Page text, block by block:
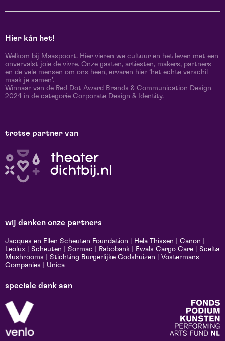
Hier kán het!
Welkom bij Maaspoort. Hier vieren we cultuur en het leven met een
onvervalst joie de vivre. Onze gasten, artiesten, makers, partners
en de vele mensen om ons heen, ervaren hier ‘het echte verschil
maak je samen’.
Winnaar van de Red Dot Award Brands & Communication Design
2024 in de categorie Corporate Design & Identity.
trotse partner van
wij danken onze partners
Jacques en Ellen Scheuten Foundation Hela Thissen Canon
Leolux
Scheuten Sormac Rabobank Ewals Cargo Care
Scelta
Mushrooms
Stichting Burgerlijke Godshuizen
Vostermans
Companies
Unica
speciale dank aan